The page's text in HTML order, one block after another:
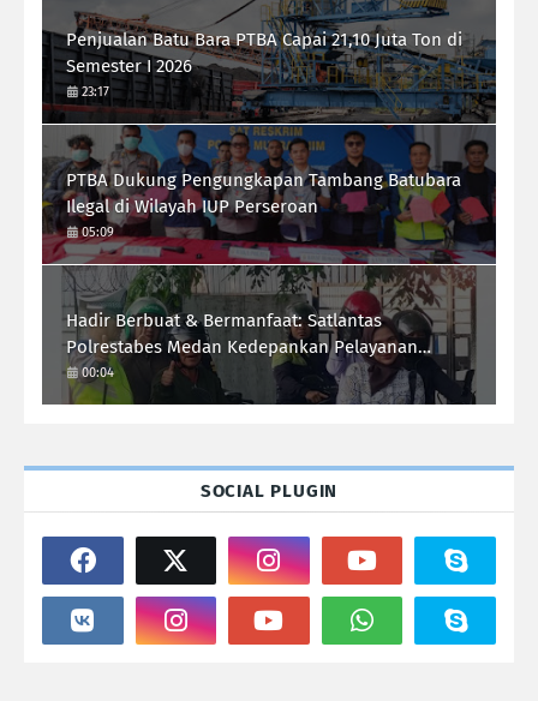
Penjualan Batu Bara PTBA Capai 21,10 Juta Ton di
Semester I 2026
23:17
PTBA Dukung Pengungkapan Tambang Batubara
Ilegal di Wilayah IUP Perseroan
05:09
Hadir Berbuat & Bermanfaat: Satlantas
Polrestabes Medan Kedepankan Pelayanan
Humanis Demi Lalu Lintas Aman Tertib Lancar
00:04
SOCIAL PLUGIN